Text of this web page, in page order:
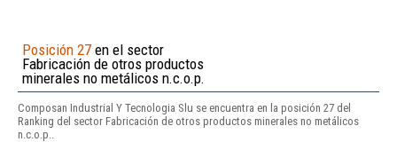
Posición 27 en el sector
Fabricación de otros productos
minerales no metálicos n.c.o.p.
Composan Industrial Y Tecnologia Slu se encuentra en la posición 27 del
Ranking del sector Fabricación de otros productos minerales no metálicos
n.c.o.p..